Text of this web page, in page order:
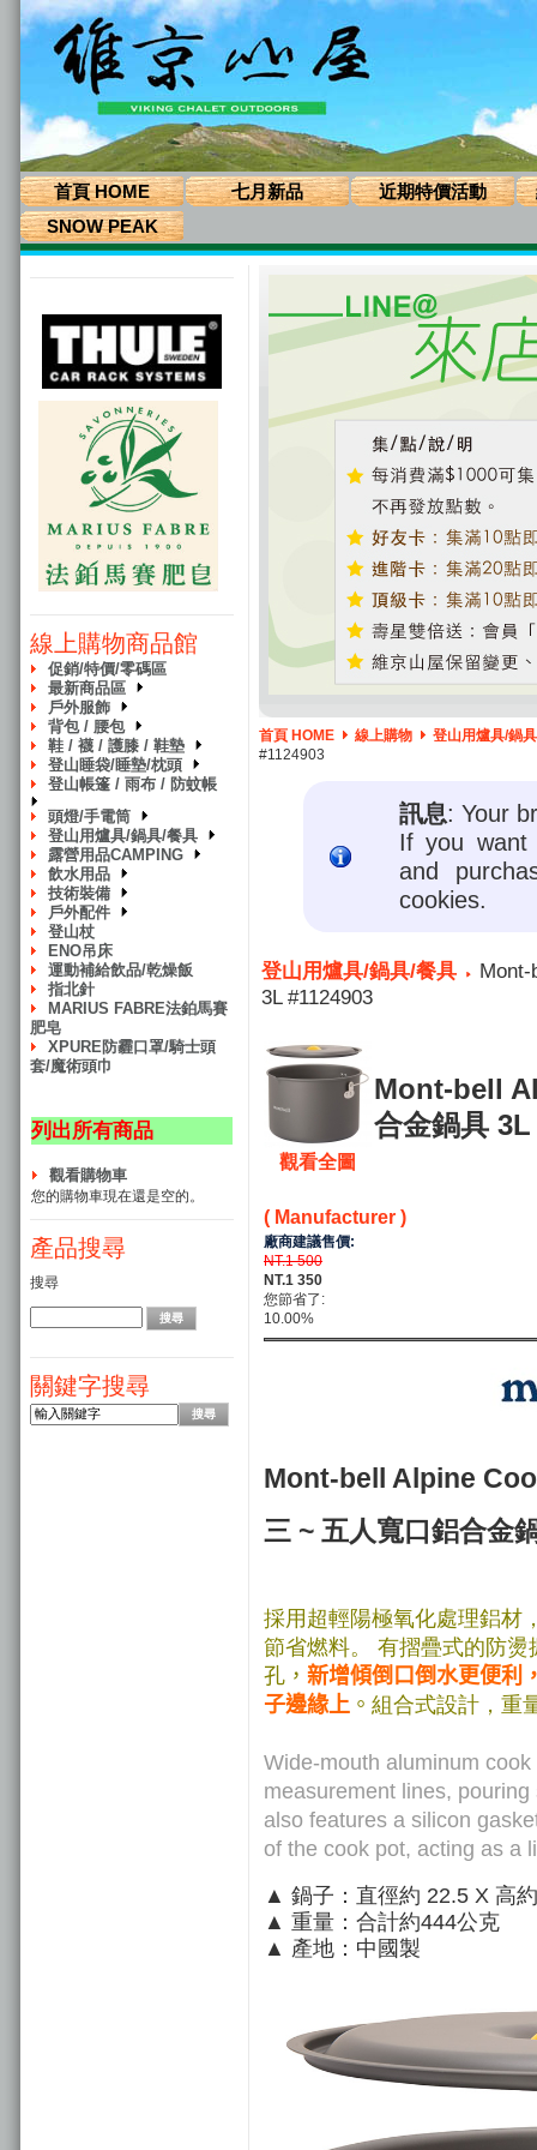
首頁 HOME 七月新品 近期特價活動
SNOW PEAK
線上購物商品館
促銷/特價/零碼區
最新商品區
戶外服飾
背包 / 腰包
鞋 / 襪 / 護膝 / 鞋墊
登山睡袋/睡墊/枕頭
登山帳篷 / 雨布 / 防蚊帳
頭燈/手電筒
登山用爐具/鍋具/餐具
露營用品CAMPING
飲水用品
技術裝備
戶外配件
登山杖
ENO吊床
運動補給飲品/乾燥飯
指北針
MARIUS FABRE法鉑馬賽
肥皂
XPURE防霾口罩/騎士頭
套/魔術頭巾
列出所有商品
觀看購物車
您的購物車現在還是空的。
產品搜尋
搜尋
關鍵字搜尋
首頁 HOME 線上購物
登山用爐具/鍋
#1124903
訊息: Your
If you want
and
cookies.
登山用爐具/鍋具/餐具
Mont-
3L #1124903
觀看全圖
Mont-bell
合金鍋具 3L
( Manufacturer )
廠商建議售價:
NT.1 500
NT.1 350
您節省了:
10.00%
Mont-bell Alpine
三 ~ 五人寬口鋁合金
採用超輕陽極氧化處理鋁材
節省燃料。 有摺疊式的防燙
孔， 新增傾倒口倒水更便利
子邊緣上 。 組合式設計，重
Wide-mouth aluminum
measurement lines,
also features a silicon
of the cook pot, acting as a
▲ 鍋子：直徑約 22.5 X 高
▲ 重量：合計約444公克
▲ 產地：中國製